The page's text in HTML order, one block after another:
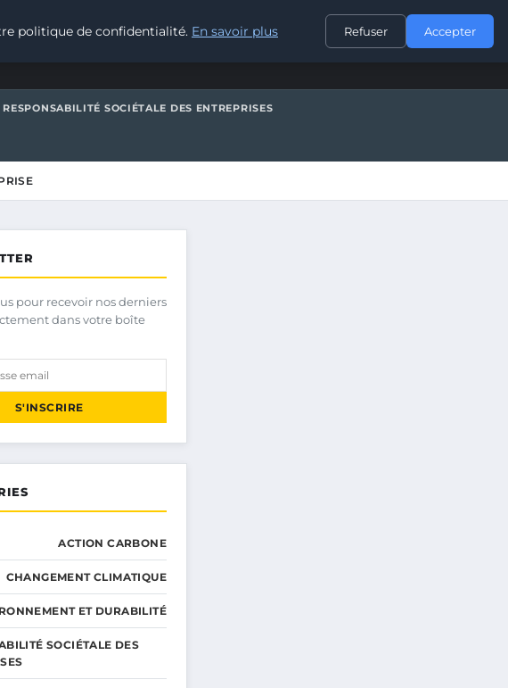
CONTACT
RESPONSABILITÉ SOCIÉTALE DES ENTREPRISES
pour recevoir nos derniers
dans votre boîte
S'INSCRIRE
ACTION CARBONE
CHANGEMENT CLIMATIQUE
ET DURABILITÉ
SOCIÉTALE DES
politique de confidentialité. En savoir plus Refuser Accepter